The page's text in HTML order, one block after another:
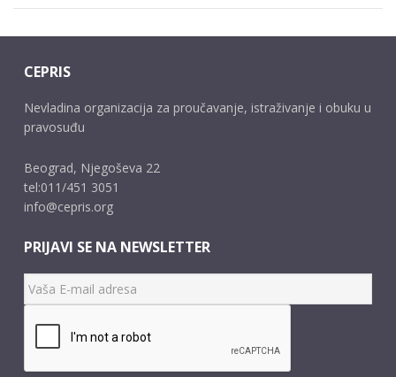
CEPRIS
Nevladina organizacija za proučavanje, istraživanje i obuku u
pravosuđu
Beograd, Njegoševa 22
tel:011/451 3051
info@cepris.org
PRIJAVI SE NA NEWSLETTER